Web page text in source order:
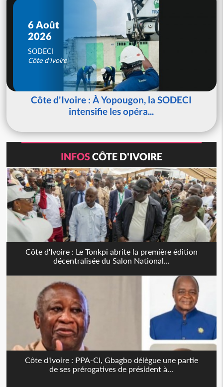
6 Août
2026
SODECI
Côte d'Ivoire
Côte d'Ivoire : À Yopougon, la SODECI
intensifie les opéra...
INFOSCÔTE D'IVOIRE
Côte d'Ivoire : Le Tonkpi abrite la première édition
décentralisée du Salon National...
Côte d'Ivoire : PPA-CI, Gbagbo délègue une partie
de ses prérogatives de président à...